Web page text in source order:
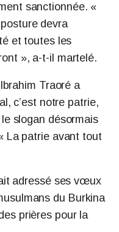
sanctionnée. «
devra
et toutes les
», a-t-il martelé.
Traoré a
c’est notre patrie,
slogan désormais
La patrie avant tout
adressé ses vœux
du Burkina
prières pour la